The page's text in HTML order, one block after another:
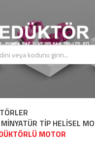
TİP HELİSEL
MOTOR